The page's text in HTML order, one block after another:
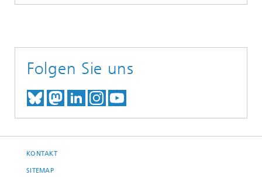
Folgen Sie uns
TREFFEN SIE UNS AUF BLUESKY
TREFFEN SIE UNS AUF
TREFFEN SIE UNS BEI
BESUCHEN SIE UNSER
UNSER VIDEO-
KONTAKT
SITEMAP